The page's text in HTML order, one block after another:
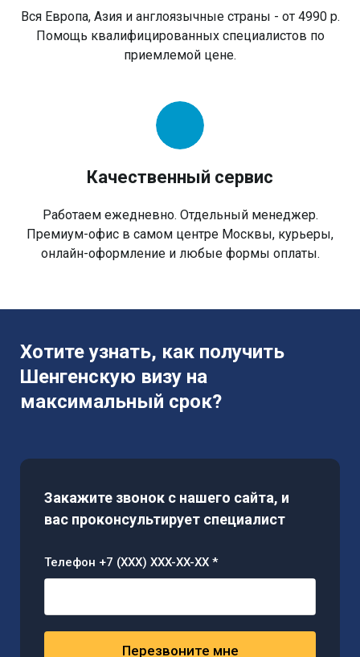
Вся Европа, Азия и англоязычные страны - от 4990 р.
Помощь квалифицированных специалистов по
приемлемой цене.
Качественный сервис
Работаем ежедневно. Отдельный менеджер.
Премиум-офис в самом центре Москвы, курьеры,
онлайн-оформление и любые формы оплаты.
Хотите узнать, как получить
Шенгенскую визу на
максимальный срок?
Закажите звонок с нашего сайта, и
вас проконсультирует специалист
Телефон +7 (XXX) XXX-XX-XX *
Перезвоните мне